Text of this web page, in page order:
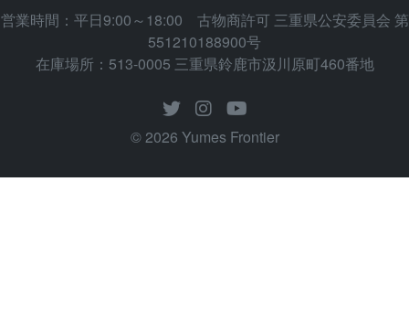
営業時間：平日9:00～18:00 古物商許可 三重県公安委員会 第
551210188900号
在庫場所：513-0005 三重県鈴鹿市汲川原町460番地
© 2026 Yumes Frontier